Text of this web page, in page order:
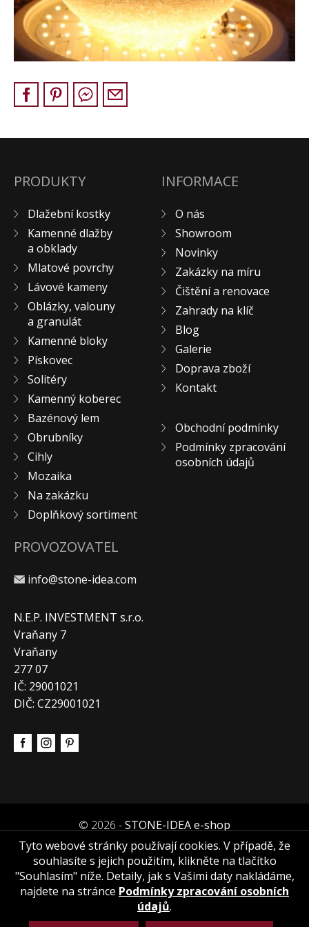
Pískovec
Solitéry
Kamenné bloky
BERA GRAVEL FIX
Terazzo
DLAŽEBNÍ KOSTKY
MLATOVÉ POVRCHY
ZAKÁZKY NA MÍRU
VÝPRODEJ
NOVINKY
BLOG
KONTAKT
PRODUKTY
Dlažební kostky
Kamenné dlažby
a obklady
Mlatové povrchy
Lávové kameny
Oblázky, valouny
a granulát
Kamenné bloky
Pískovec
Solitéry
Kamenný koberec
Bazénový lem
Obrubníky
Cihly
Mozaika
Na zakázku
Doplňkový sortiment
INFORMACE
O nás
Showroom
Novinky
Zakázky na míru
Čištění a renovace
Zahrady na klíč
Blog
Galerie
Doprava zboží
Kontakt
Obchodní podmínky
Podmínky zpracování
osobních údajů
PROVOZOVATEL
info@stone-idea.com
N.E.P. INVESTMENT s.r.o.
Vraňany 7
Vraňany
277 07
IČ: 29001021
DIČ: CZ29001021
© 2026 -STONE-IDEA e-shop
Tyto webové stránky používají cookies. V případě, že
souhlasíte s jejich použitím, klikněte na tlačítko
"Souhlasím" níže. Detaily, jak s Vašimi daty nakládáme,
najdete na stránce Podmínky zpracování osobních
údajů.